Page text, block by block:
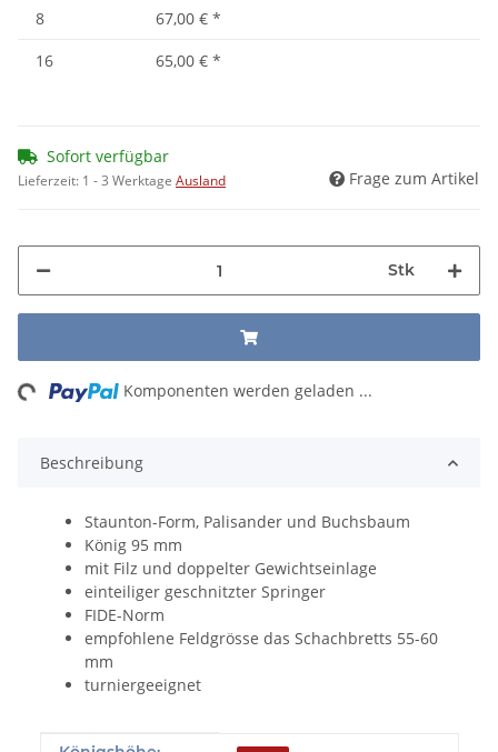
8 67,00 € *
16
65,00 € *
Sofort verfügbar
Lieferzeit: 1 - 3 Werktage Ausland Frage zum Artikel
Stk
Komponenten werden geladen ...
Beschreibung
Staunton-Form, Palisander und Buchsbaum
König 95 mm
mit Filz und doppelter Gewichtseinlage
einteiliger geschnitzter Springer
FIDE-Norm
empfohlene Feldgrösse das Schachbretts 55-60
mm
turniergeeignet